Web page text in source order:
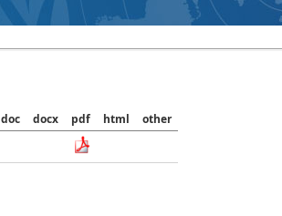
doc docx pdf html
other